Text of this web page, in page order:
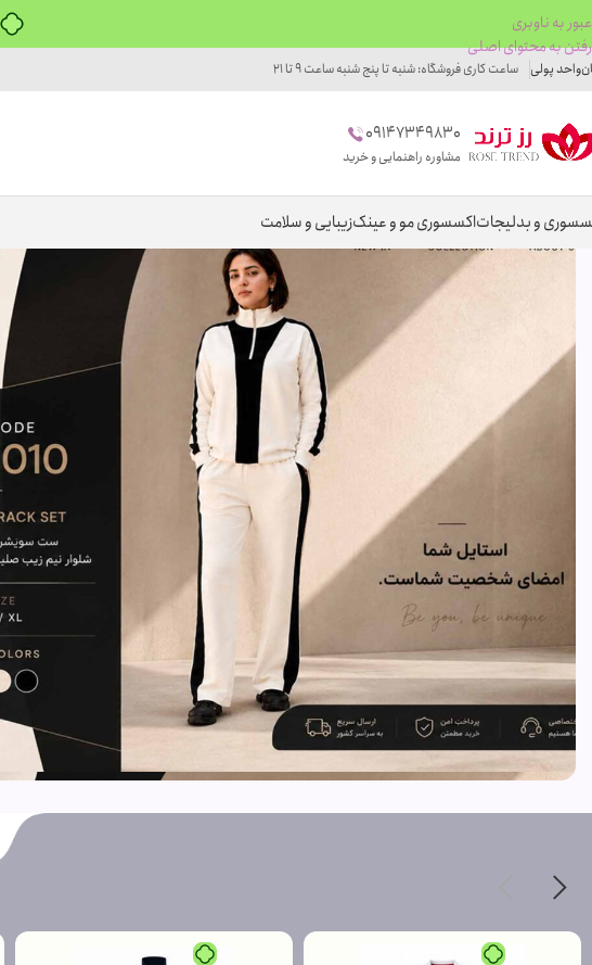
عبور به ناوبری
رفتن به محتوای اصلی
واحد پولی ساعت کاری فروشگاه: شنبه تا پنج شنبه ساعت 9 تا 21
09147349830
مشاوره راهنمایی و خرید
و بدلیجاتاکسسوری مو و عینکزیبایی و سلامت